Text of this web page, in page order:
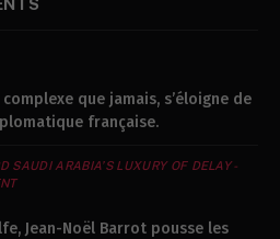
que jamais, s’éloigne de
française.
SAUDI ARABIA’S LUXURY OF DELAY -
Jean-Noël Barrot pousse les